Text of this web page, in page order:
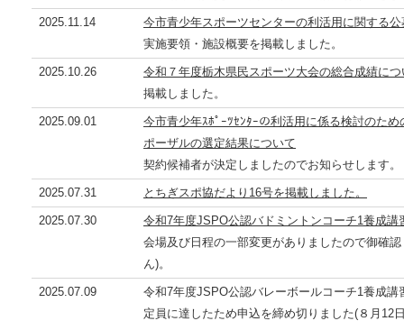
2025.11.14
今市青少年スポーツセンターの利活用に関する
実施要領・施設概要を掲載しました。
2025.10.26
令和７年度栃木県民スポーツ大会の総合成績につ
掲載しました。
2025.09.01
今市青少年ｽﾎﾟｰﾂｾﾝﾀｰの利活用に係る検討のた
ポーザルの選定結果について
契約候補者が決定しましたのでお知らせします。
2025.07.31 とちぎスポ協だより16号を掲載しました。
2025.07.30
令和7年度JSPO公認バドミントンコーチ1養成講
会場及び日程の一部変更がありましたので御確
ん)。
2025.07.09
令和7年度JSPO公認バレーボールコーチ1養成講
定員に達したため申込を締め切りました(８月12